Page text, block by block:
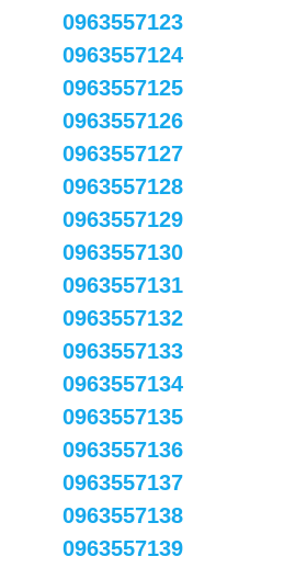
0963557123
0963557124
0963557125
0963557126
0963557127
0963557128
0963557129
0963557130
0963557131
0963557132
0963557133
0963557134
0963557135
0963557136
0963557137
0963557138
0963557139